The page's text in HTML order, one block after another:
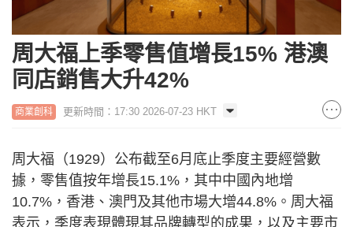
周大福上季零售值增長15% 港澳
同店銷售大升42%
商業創科 更新時間：17:30 2026-07-23 HKT
周大福（1929）公布截至6月底止季度主要經營數
據，零售值按年增長15.1%，其中中國內地增
10.7%，香港、澳門及其他市場大增44.8%。周大福
表示，季度表現體現其品牌轉型的成果，以及主要市